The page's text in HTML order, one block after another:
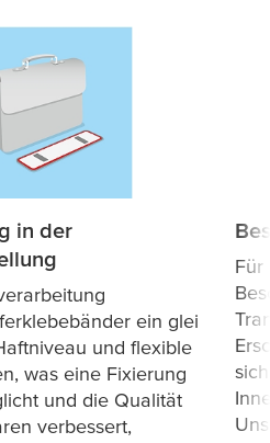
in der
ein glei
und flexible
was eine Fixierung
und die Qualität
verbessert,
Für